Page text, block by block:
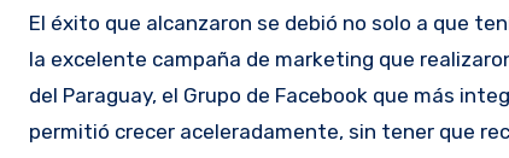
El éxito que alcanzaron se debió no solo a que
la excelente campaña de marketing que
del Paraguay, el Grupo de Facebook que más
permitió crecer aceleradamente, sin tener que